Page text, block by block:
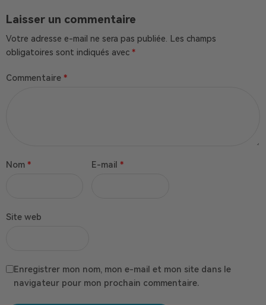
Laisser un commentaire
Votre adresse e-mail ne sera pas publiée. Les champs
obligatoires sont indiqués avec *
Commentaire *
Nom * E-mail *
Site web
Enregistrer mon nom, mon e-mail et mon site dans le
navigateur pour mon prochain commentaire.